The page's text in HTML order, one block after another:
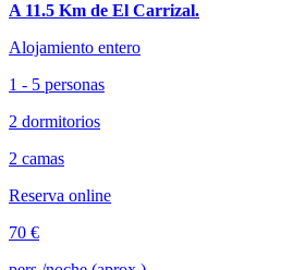
A 11.5 Km de El Carrizal.
Alojamiento entero
1 - 5 personas
2 dormitorios
2 camas
Reserva online
70 €